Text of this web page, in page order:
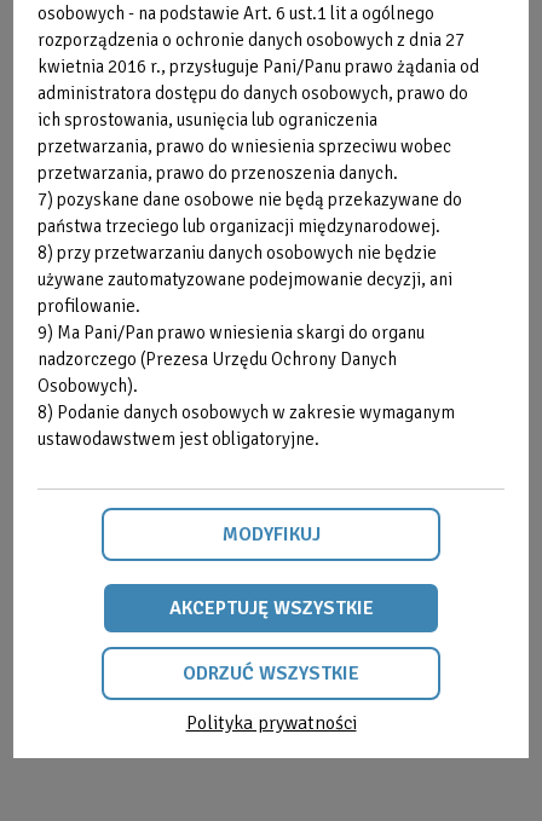
osobowych - na podstawie Art. 6 ust.1 lit a ogólnego
rozporządzenia o ochronie danych osobowych z dnia 27
kwietnia 2016 r., przysługuje Pani/Panu prawo żądania od
administratora dostępu do danych osobowych, prawo do
ich sprostowania, usunięcia lub ograniczenia
przetwarzania, prawo do wniesienia sprzeciwu wobec
przetwarzania, prawo do przenoszenia danych.
7) pozyskane dane osobowe nie będą przekazywane do
państwa trzeciego lub organizacji międzynarodowej.
8) przy przetwarzaniu danych osobowych nie będzie
używane zautomatyzowane podejmowanie decyzji, ani
profilowanie.
9) Ma Pani/Pan prawo wniesienia skargi do organu
nadzorczego (Prezesa Urzędu Ochrony Danych
Osobowych).
8) Podanie danych osobowych w zakresie wymaganym
ustawodawstwem jest obligatoryjne.
MODYFIKUJ
Polityka prywatności
ODRZUĆ WSZYSTKIE
AKCEPTUJĘ WSZYSTKIE